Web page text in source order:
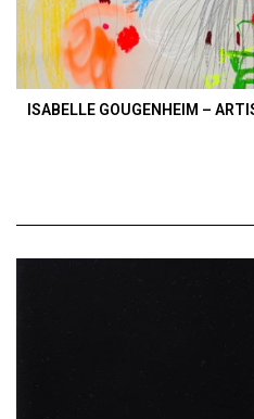
ISABELLE GOUGENHEIM –